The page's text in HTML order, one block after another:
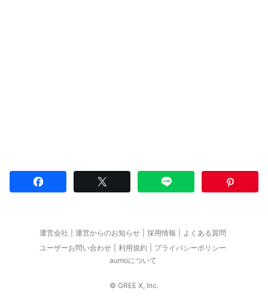
運営会社 運営からのお知らせ 採用情報
よくある質問
ユーザーお問い合わせ
利用規約
プライバシーポリシー
aumoについて
© GREE X, Inc.